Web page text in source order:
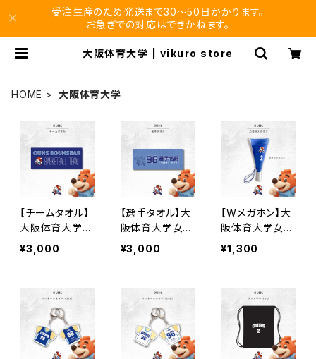
受注生産のため発送まで30〜50日かかります。
お急ぎでの対応はできかねます。
大阪体育大学 | vikuro store
HOME 大阪体育大学
【チームタオル】
大阪体育大学女
子バスケ部
¥3,000
【選手タオル】大
阪体育大学女子
バスケ部
¥3,000
【Wメガホン】大
阪体育大学女子
バスケ部/背番号
ステッカー付き！
¥1,300